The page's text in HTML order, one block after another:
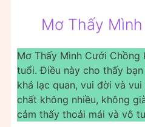
Mơ Thấy
Mơ Thấy Mình Cưới
tuổi. Điều này cho thấy
khá lạc quan, vui đời và
chất không nhiều, không
cảm thấy thoải mái và vô